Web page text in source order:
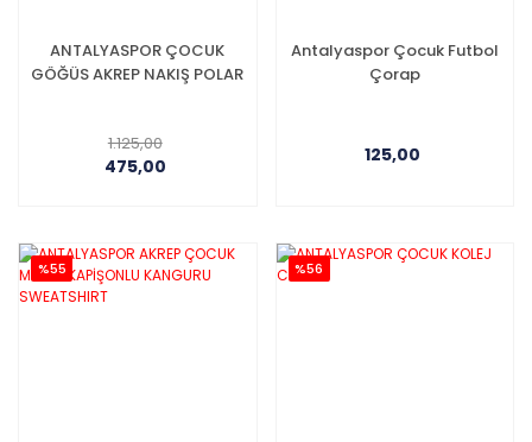
ANTALYASPOR ÇOCUK
GÖĞÜS AKREP NAKIŞ POLAR
475,00
1.125,00
Antalyaspor Çocuk Futbol
Çorap
125,00
%55 %56